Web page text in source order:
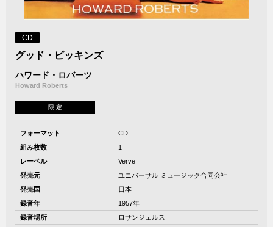
CD
グッド・ピッキンズ
ハワード・ロバーツ
Howard Roberts
限 定
フォーマット
CD
組み枚数
1
レーベル
Verve
発売元
ユニバーサル ミュージック合同会社
発売国
日本
録音年
1957年
録音場所
ロサンジェルス